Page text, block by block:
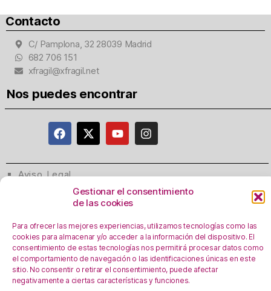
Gestionar el consentimiento
de las cookies
Para ofrecer las mejores experiencias, utilizamos tecnologías como las
cookies para almacenar y/o acceder a la información del dispositivo. El
consentimiento de estas tecnologías nos permitirá procesar datos como
el comportamiento de navegación o las identificaciones únicas en este
sitio. No consentir o retirar el consentimiento, puede afectar
negativamente a ciertas características y funciones.
Contacto
C/ Pamplona, 32 28039 Madrid
682 706 151
xfragil@xfragil.net
Nos puedes encontrar
Aviso Legal
Política de privacidad
Registro Actividades como responsables del
tratamiento
Política de Cookies
Personalizar Cookies